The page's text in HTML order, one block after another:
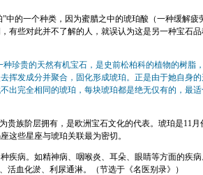
中的一个种类，因为蜜腊之中的琥珀酸（一种缓解疲
有些对此并不了解的人，就误认为这是另一种宝石
珍贵的天然有机宝石，是史前松柏科的植物的树脂
挥发成分并聚合，固化形成琥珀。正是由于她自身
出完全相同的琥珀，每块琥珀都是绝无仅有的，最
贵族阶层拥有，是欧洲宝石文化的代表。琥珀是11月
这些星座与琥珀关联最为密切。
疾病。如精神病、咽喉炎、耳朵、眼睛等方面的疾
活血化淤、利尿通淋。（节选于《名医别录》）